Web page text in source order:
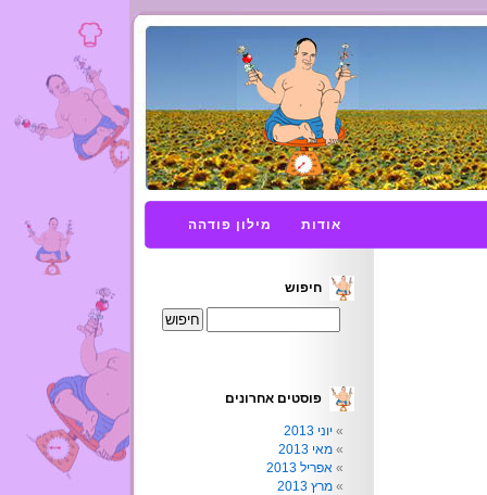
אודות מילון פודהה
חיפוש
פוסטים אחרונים
יוני 2013
מאי 2013
אפריל 2013
מרץ 2013